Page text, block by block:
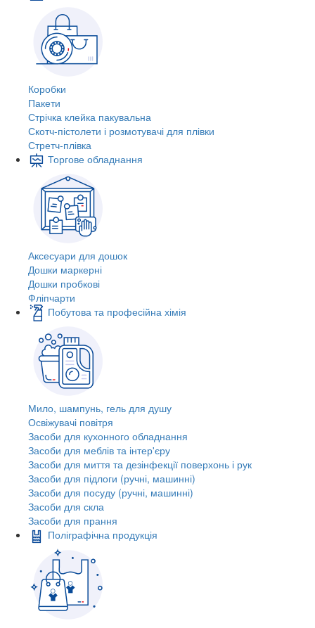
Коробки
Пакети
Стрічка клейка пакувальна
Скотч-пістолети і розмотувачі для плівки
Стретч-плівка
Торгове обладнання
Аксесуари для дошок
Дошки маркерні
Дошки пробкові
Фліпчарти
Побутова та професійна хімія
Мило, шампунь, гель для душу
Освіжувачі повітря
Засоби для кухонного обладнання
Засоби для меблів та інтер'єру
Засоби для миття та дезінфекції поверхонь і рук
Засоби для підлоги (ручні, машинні)
Засоби для посуду (ручні, машинні)
Засоби для скла
Засоби для прання
Поліграфічна продукція